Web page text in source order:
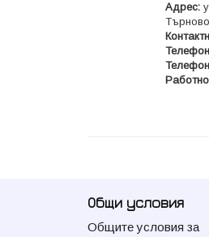
Адрес:
Общи условия
Общите условия за